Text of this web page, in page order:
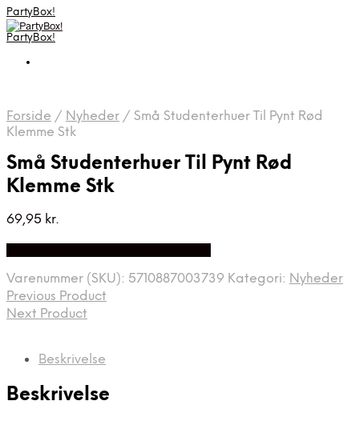
PartyBox!
PartyBox!
Forside / Nyheder / Små Studenterhuer Til Pynt Rød
Klemme Stk
Små Studenterhuer Til Pynt Rød
Klemme Stk
69,95 kr.
Varenummer (SKU): 5710887003739 Kategori: Nyheder
Previous Product
Next Product
Beskrivelse
Beskrivelse